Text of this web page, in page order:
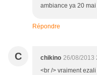
ambiance ya 20
Répondre
C chikino 26/08/2013
<br /> vraiment